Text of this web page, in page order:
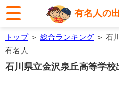
有名人の
トップ＞ 総合ランキング ＞ 石
有名人
石川県立金沢泉丘高等学校